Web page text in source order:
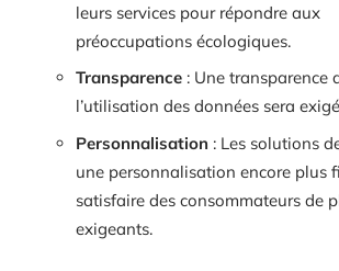
leurs services pour répondre aux
préoccupations écologiques.
Transparence : Une transparence
l’utilisation des données sera
Personnalisation : Les solutions
une personnalisation encore plus
satisfaire des consommateurs de
exigeants.